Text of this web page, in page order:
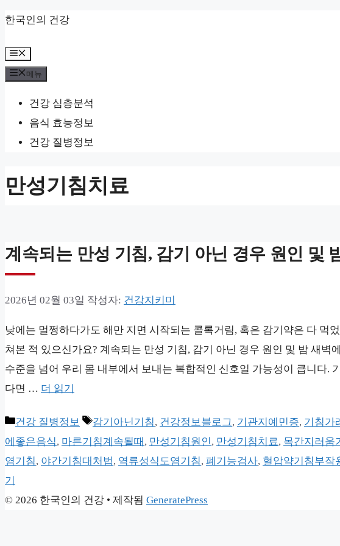
컨
츠
로
한국인의 건강
메
뉴
메뉴
건강 심층분석
음식 효능정보
건강 질병정보
만성기침치료
계속되는 만성 기침, 감기 아닌 경우 원인 및
2026년 02월 03일 작성자: 건강지키미
낮에는 멀쩡하다가도 해만 지면 시작되는 콜록거림, 혹은 감기약은 다 먹
쳐본 적 있으신가요? 계속되는 만성 기침, 감기 아닌 경우 원인 및 밤 새
수준을 넘어 우리 몸 내부에서 보내는 복합적인 신호일 가능성이 큽니다.
다면 … 더 읽기
카
테
고
건강 질병정보
태
그
감기아닌기침, 건강정보블로그, 기관지예민증, 기침가
에좋은음식, 마른기침계속될때 , 만성기침원인, 만성기침치료, 목간지러움
염기침, 야간기침대처법, 역류성식도염기침, 폐기능검사, 혈압약기침부작
기
© 2026 한국인의 건강 • 제작됨 GeneratePress